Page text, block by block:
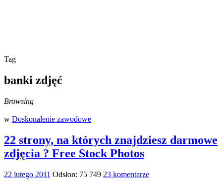
Tag
banki zdjęć
Browsing
w Doskonalenie zawodowe
22 strony, na których znajdziesz darmowe
zdjęcia ? Free Stock Photos
22 lutego 2011 Odsłon: 75 749 23 komentarze